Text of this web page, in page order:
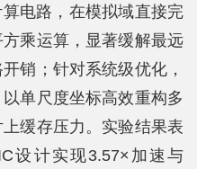
电路，在模拟域直接完
乘运算，显著缓解最远
销；针对系统级优化，
单尺度坐标高效重构多
缓存压力。实验结果表
设计实现3.57×加速与